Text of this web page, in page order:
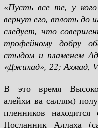
«Пусть все те, у
вернут его, вплоть до
следует, что
трофейному добру
стыдом и пламенем
«Джихад», 22; Ахмад, V
В это время
алейхи ва саллям)
пленников
Посланник Аллаха